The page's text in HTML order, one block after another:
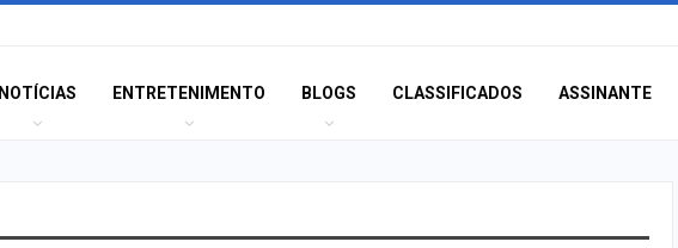
NOTÍCIAS ENTRETENIMENTO BLOGS CLASSIFICADOS ASSINANTE